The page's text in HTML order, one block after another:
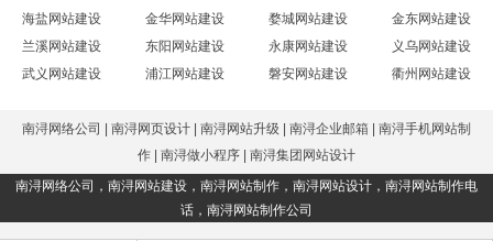
海盐网站建设
金华网站建设 婺城网站建设
金东网站建设
兰溪网站建设
东阳网站建设 永康网站建设
义乌网站建设
武义网站建设
浦江网站建设 磐安网站建设 衢州网站建设
南浔网络公司 南浔网页设计 南浔网站升级 南浔企业邮箱
南浔手机网站制
作
南浔做小程序
南浔集团网站设计
南浔网络公司 ， 南浔网站建设 ， 南浔网站制作 ， 南浔网站设计 ， 南浔网站制作电
话 ， 南浔网站制作公司